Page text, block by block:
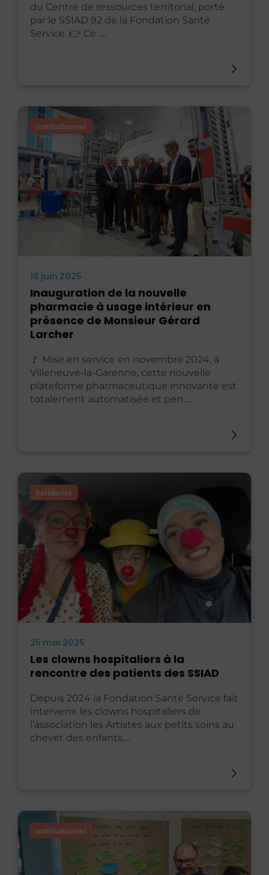
du Centre de ressources territorial, porté
par le SSIAD 92 de la Fondation Santé
Service. 👉 Ce ....
Institutionnel
16 juin 2025
Inauguration de la nouvelle
pharmacie à usage intérieur en
présence de Monsieur Gérard
Larcher
🚩 Mise en service en novembre 2024, à
Villeneuve-la-Garenne, cette nouvelle
plateforme pharmaceutique innovante est
totalement automatisée et pen....
Solidarité
25 mai 2025
Les clowns hospitaliers à la
rencontre des patients des SSIAD
Depuis 2024 la Fondation Santé Service fait
intervenir les clowns hospitaliers de
l’association les Artistes aux petits soins au
chevet des enfants....
Institutionnel